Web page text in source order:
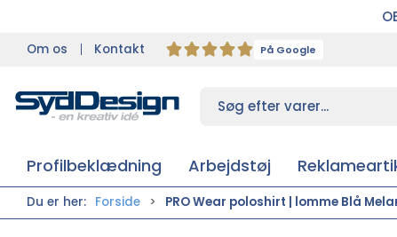
Om os Kontakt På Google
Profilbeklædning Arbejdstøj
Du er her: Forside PRO Wear poloshirt | lomme Blå